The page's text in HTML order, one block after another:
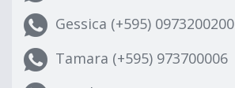
Gessica (+595) 0973200200
Tamara (+595) 973700006